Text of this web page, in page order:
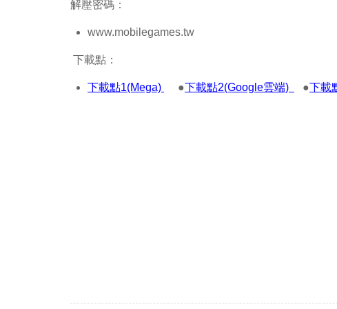
解壓密碼：
www.mobilegames.tw
下載點：
下載點1(Mega) ●下載點2(Google雲端) ●下載